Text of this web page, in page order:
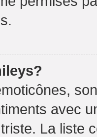
avec
La liste